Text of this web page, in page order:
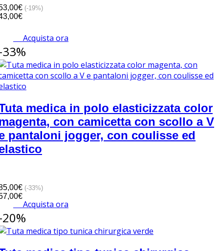
(-19%)
Acquista ora
medica in polo elasticizzata color
con camicetta con scollo a V
pantaloni jogger, con coulisse ed
(-33%)
Acquista ora